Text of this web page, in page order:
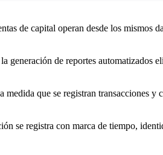
de capital operan desde los mismos
generación de reportes automatizados
medida que se registran transacciones
se registra con marca de tiempo,